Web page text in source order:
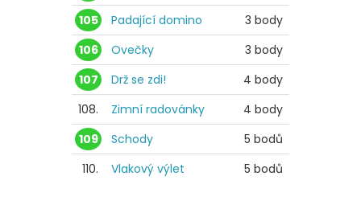
105
Padající domino
3 body
106
Ovečky
3 body
107
Drž se zdi!
4 body
108.
Zimní radovánky
4 body
109
Schody
5 bodů
110.
Vlakový výlet 5 bodů